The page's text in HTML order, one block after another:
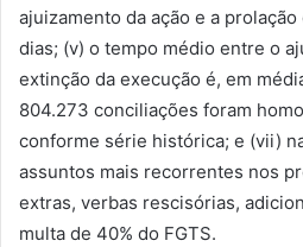
ajuizamento da ação e a
dias; (v) o tempo médio entre o
extinção da execução é, em
804.273 conciliações foram
conforme série histórica; e (vii)
assuntos mais recorrentes nos
extras, verbas rescisórias,
multa de 40% do FGTS.